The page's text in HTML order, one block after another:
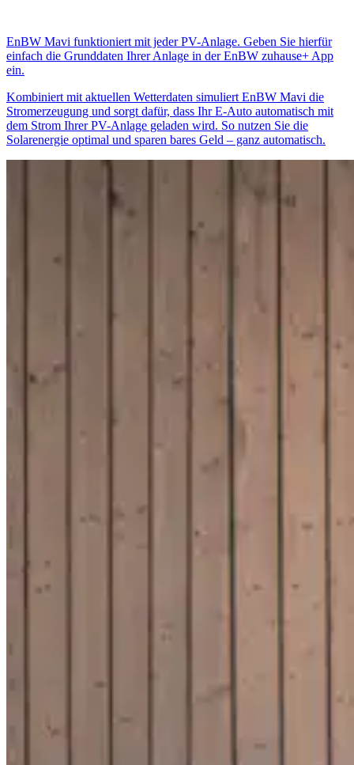
EnBW Mavi funktioniert mit jeder PV-Anlage. Geben Sie hierfür
einfach die Grunddaten Ihrer Anlage in der EnBW zuhause+ App
ein.
Kombiniert mit aktuellen Wetterdaten simuliert EnBW Mavi die
Stromerzeugung und sorgt dafür, dass Ihr E-Auto automatisch mit
dem Strom Ihrer PV-Anlage geladen wird. So nutzen Sie die
Solarenergie optimal und sparen bares Geld – ganz automatisch.